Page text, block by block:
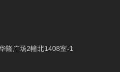
隆广场2幢北1408室-1